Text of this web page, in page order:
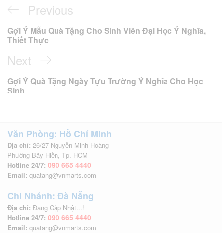
Điều
hướng
bài
viết
Previous
Post
Previous
Gợi Ý Mẫu Quà Tặng Cho Sinh Viên Đại Học Ý Nghĩa,
Thiết Thực
Next
Post
Next
Gợi Ý Quà Tặng Ngày Tựu Trường Ý Nghĩa Cho Học
Sinh
Văn Phòng: Hồ Chí Minh
Địa chỉ: 26/27 Nguyễn Minh Hoàng
Phường Bảy Hiền, Tp. HCM
Hotline 24/7: 090 665 4440
Email: quatang@vnmarts.com
Chi Nhánh: Đà Nẵng
Địa chỉ: Đang Cập Nhật...!
Hotline 24/7: 090 665 4440
Email: quatang@vnmarts.com